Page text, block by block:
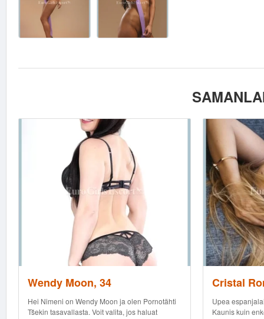
Wendy Moon, 34
Hei Nimeni on Wendy Moon ja olen Pornotähti
Tšekin tasavallasta. Voit valita, jos haluat
Cristal
Upea
Kaunis kuin